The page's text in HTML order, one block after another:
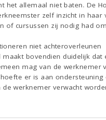
het allemaal niet baten. De
zelf inzicht in
of cursussen zij nodig had
niet achteroverleunen
maakt bovendien duidelijk
mag van de
er is aan
werknemer verwacht